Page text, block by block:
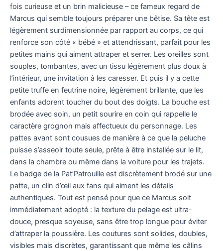
fois curieuse et un brin malicieuse – ce fameux regard de
Marcus qui semble toujours préparer une bêtise. Sa tête est
légèrement surdimensionnée par rapport au corps, ce qui
renforce son côté « bébé » et attendrissant, parfait pour les
petites mains qui aiment attraper et serrer. Les oreilles sont
souples, tombantes, avec un tissu légèrement plus doux à
l’intérieur, une invitation à les caresser. Et puis il y a cette
petite truffe en feutrine noire, légèrement brillante, que les
enfants adorent toucher du bout des doigts. La bouche est
brodée avec soin, un petit sourire en coin qui rappelle le
caractère grognon mais affectueux du personnage. Les
pattes avant sont cousues de manière à ce que la peluche
puisse s’asseoir toute seule, prête à être installée sur le lit,
dans la chambre ou même dans la voiture pour les trajets.
Le badge de la Pat’Patrouille est discrètement brodé sur une
patte, un clin d’œil aux fans qui aiment les détails
authentiques. Tout est pensé pour que ce Marcus soit
immédiatement adopté : la texture du pelage est ultra-
douce, presque soyeuse, sans être trop longue pour éviter
d’attraper la poussière. Les coutures sont solides, doubles,
visibles mais discrètes, garantissant que même les câlins